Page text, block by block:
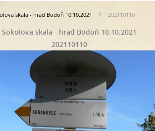
skala - hrad Bodoň 10.10.2021 202110110
Sokolova skala - hrad Bodoň 10.10.2021
202110110